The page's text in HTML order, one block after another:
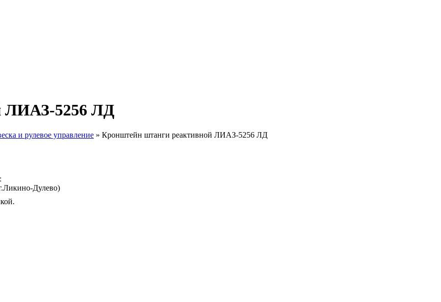
ЛИАЗ-5256 ЛД
и рулевое управление » Кронштейн штанги реактивной ЛИАЗ-5256 ЛД
Дулево)